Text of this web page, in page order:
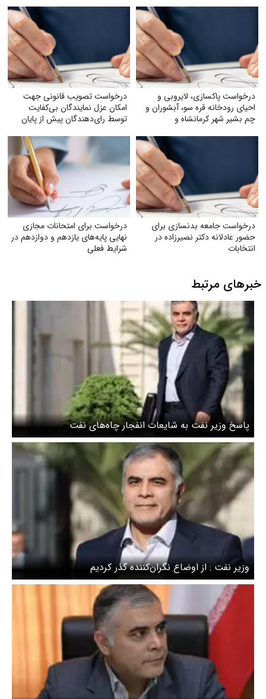
درخواست پاکسازی، لایروبی و
احیای رودخانه قره سو، آبشوران و
چم بشیر شهر کرمانشاه و
(گاماسیاب، دینورآب، سیمره)
درخواست تصویب قانونی جهت
امکان عزل نمایندگان بی‌کفایت
توسط رای‌دهندگان پیش از پایان
درخواست جامعه بدنسازی برای
حضور عادلانه دکتر نصیرزاده در
انتخابات
درخواست برای امتحانات مجازی
نهایی پایه‌های یازدهم و دوازدهم در
شرایط فعلی
خبرهای مرتبط
پاسخ وزیر نفت به شایعات انفجار چاه‌های نفت
وزیر نفت : از اوضاع نگران‌کننده گذر کردیم